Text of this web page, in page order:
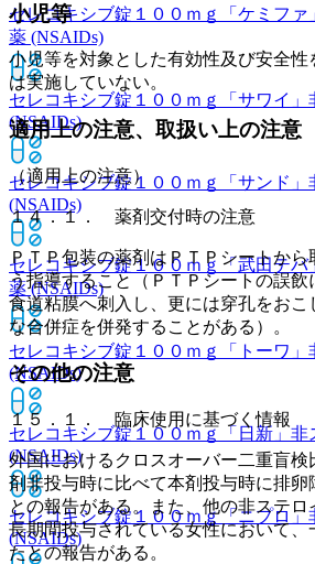
セレコキシブ錠１００ｍｇ「ケミファ
薬 (NSAIDs)
セレコキシブ錠１００ｍｇ「サワイ」
(NSAIDs)
セレコキシブ錠１００ｍｇ「サンド」
(NSAIDs)
セレコキシブ錠１００ｍｇ「武田テバ
薬 (NSAIDs)
セレコキシブ錠１００ｍｇ「トーワ」
(NSAIDs)
セレコキシブ錠１００ｍｇ「日新」非
(NSAIDs)
セレコキシブ錠１００ｍｇ「ニプロ」
(NSAIDs)
小児等
小児等を対象とした有効性及び安全性
は実施していない。
適用上の注意、取扱い上の注意
（適用上の注意）
１４．１． 薬剤交付時の注意
ＰＴＰ包装の薬剤はＰＴＰシートか
う指導すること（ＰＴＰシートの誤
食道粘膜へ刺入し、更には穿孔をおこ
な合併症を併発することがある）。
その他の注意
１５．１． 臨床使用に基づく情報
外国におけるクロスオーバー二重盲
剤非投与時に比べて本剤投与時に排卵
との報告がある。また、他の非ステ
長期間投与されている女性において
たとの報告がある。